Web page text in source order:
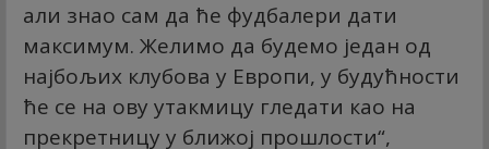
али знао сам да ће фудбалери дати
максимум. Желимо да будемо један од
најбољих клубова у Европи, у будућности
ће се на ову утакмицу гледати као на
прекретницу у ближој прошлости“,